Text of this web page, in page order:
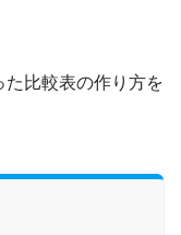
た比較表の作り方を